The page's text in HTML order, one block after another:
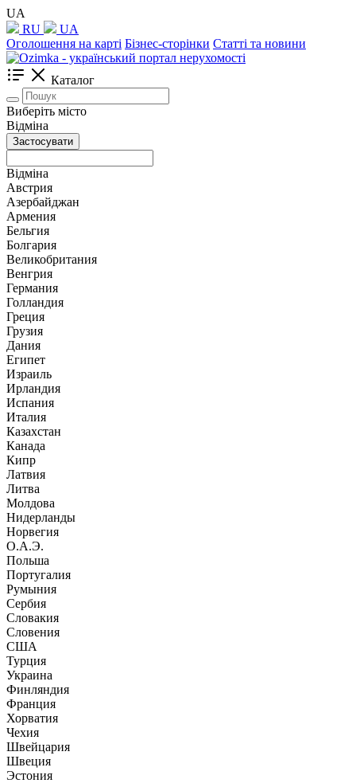
UA
RU
UA
Оголошення на карті Бізнес-сторінки Статті та новини
Каталог
Виберіть місто
Відміна
Застосувати
Відміна
Австрия
Азербайджан
Армения
Бельгия
Болгария
Великобритания
Венгрия
Германия
Голландия
Греция
Грузия
Дания
Египет
Израиль
Ирландия
Испания
Италия
Казахстан
Канада
Кипр
Латвия
Литва
Молдова
Нидерланды
Норвегия
О.А.Э.
Польша
Португалия
Румыния
Сербия
Словакия
Словения
США
Турция
Украина
Финляндия
Франция
Хорватия
Чехия
Швейцария
Швеция
Эстония